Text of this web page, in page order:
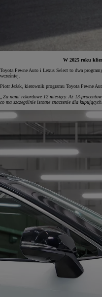
Yaris Cross
HYBRID
W 2025 roku
Toyota Pewne Auto i Lexus Select to dwa
wcześniej.
Piotr Jeżak, kierownik programu Toyota Pewne
„Za nami rekordowe 12 miesięcy. Aż 13-
co ma szczególnie istotne znaczenie dla